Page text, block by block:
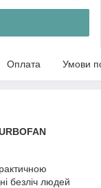
Оплата Умови
безліч людей